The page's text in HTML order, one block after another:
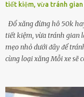
tiết kiệm, vừa tránh gian
Đổ xăng đừng hô 50k
tiết kiệm, vừa tránh gian
mẹo nhỏ dưới ᵭȃy ᵭể
cùng loại xăng Mỗi xe sẽ
nhiḕu cặn trong xe, làm